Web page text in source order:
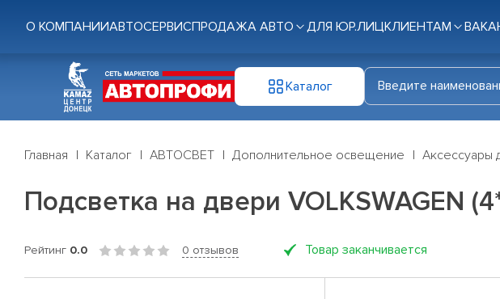
О КОМПАНИИАВТОСЕРВИСПРОДАЖА АВТО ДЛЯ ЮР.ЛИЦКЛИЕНТАМ
Каталог
Главная Каталог АВТОСВЕТ Дополнительное освещение Аксессуары
Подсветка на двери VOLKSWAGEN
Рейтинг 0.0 0 отзывов Товар заканчивается